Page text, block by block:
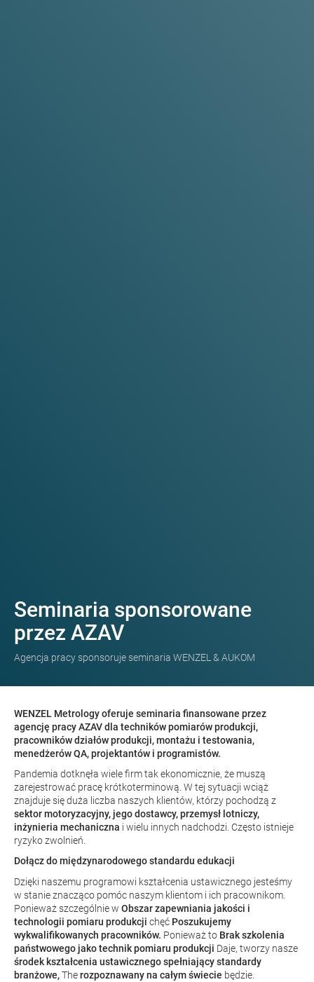
Seminaria sponsorowane
przez AZAV
Agencja pracy sponsoruje seminaria WENZEL & AUKOM
WENZEL Metrology oferuje seminaria finansowane przez
agencję pracy AZAV dla techników pomiarów produkcji,
pracowników działów produkcji, montażu i testowania,
menedżerów QA, projektantów i programistów.
Pandemia dotknęła wiele firm tak ekonomicznie, że muszą
zarejestrować pracę krótkoterminową. W tej sytuacji wciąż
znajduje się duża liczba naszych klientów, którzy pochodzą z
sektor motoryzacyjny, jego dostawcy, przemysł lotniczy,
inżynieria mechaniczna i wielu innych nadchodzi. Często istnieje
ryzyko zwolnień.
Dołącz do międzynarodowego standardu edukacji
Dzięki naszemu programowi kształcenia ustawicznego jesteśmy
w stanie znacząco pomóc naszym klientom i ich pracownikom.
Ponieważ szczególnie w Obszar zapewniania jakości i
technologii pomiaru produkcji chęć Poszukujemy
wykwalifikowanych pracowników. Ponieważ to Brak szkolenia
państwowego jako technik pomiaru produkcji Daje, tworzy nasze
środek kształcenia ustawicznego spełniający standardy
branżowe,Therozpoznawany na całym świecie będzie.